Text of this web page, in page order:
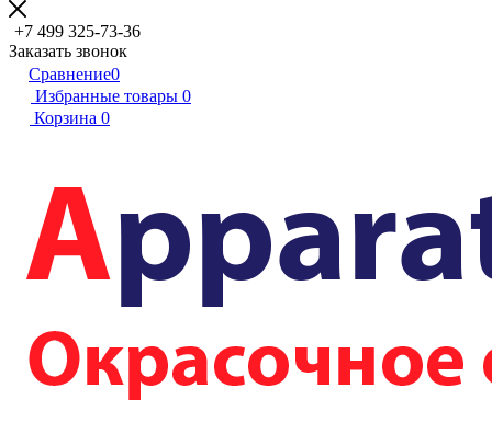
+7 499 325-73-36
Заказать звонок
Сравнение0
Избранные товары 0
Корзина 0